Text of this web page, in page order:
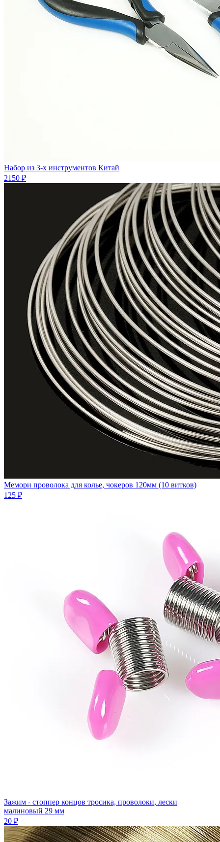
Набор из 3-х инструментов Китай
2150 ₽
Мемори проволока для колье, чокеров 120мм (10 витков)
125 ₽
Зажим - стоппер концов тросика, проволоки, лески
малиновый 29 мм
20 ₽